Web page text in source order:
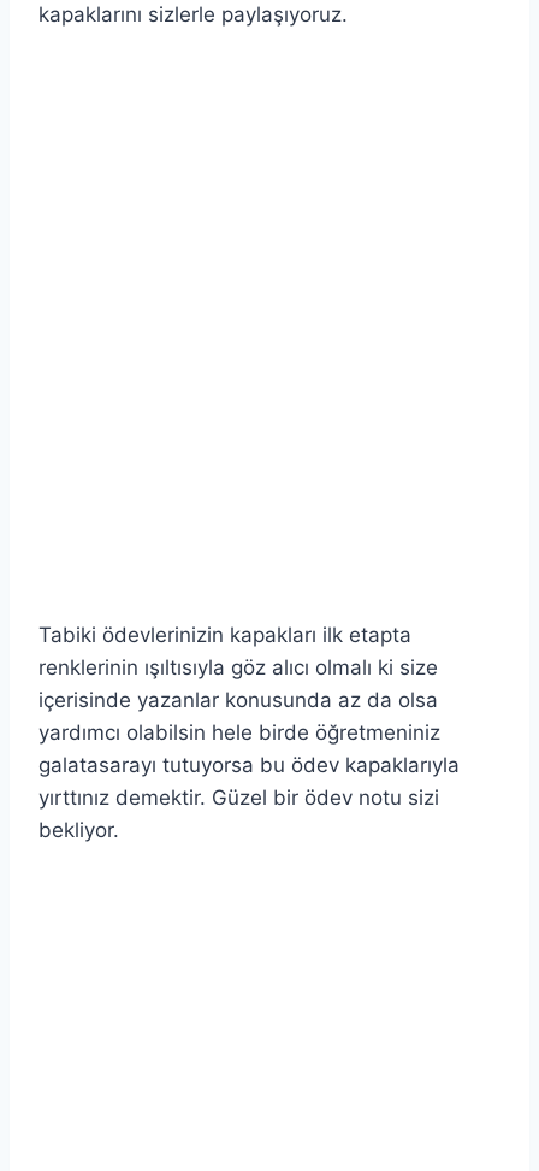
kapaklarını sizlerle paylaşıyoruz.
Tabiki ödevlerinizin kapakları ilk etapta
renklerinin ışıltısıyla göz alıcı olmalı ki size
içerisinde yazanlar konusunda az da olsa
yardımcı olabilsin hele birde öğretmeniniz
galatasarayı tutuyorsa bu ödev kapaklarıyla
yırttınız demektir. Güzel bir ödev notu sizi
bekliyor.